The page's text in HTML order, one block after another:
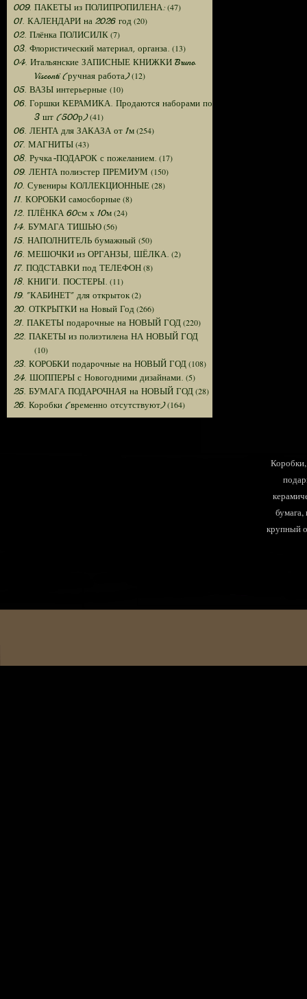
009. ПАКЕТЫ из ПОЛИПРОПИЛЕНА:(47)
01. КАЛЕНДАРИ на 2026 год (20)
02. Плёнка ПОЛИСИЛК(7)
03. Флористический материал, органза. (13)
04. Итальянские ЗАПИСНЫЕ КНИЖКИ Bruno
Visconti (ручная работа)(12)
05. ВАЗЫ интерьерные (10)
06. Горшки КЕРАМИКА. Продаются наборами по
3 шт (500р)(41)
06. ЛЕНТА для ЗАКАЗА от 1м(254)
07. МАГНИТЫ(43)
08. Ручка-ПОДАРОК с пожеланием. (17)
09. ЛЕНТА полиэстер ПРЕМИУМ (150)
10. Сувениры КОЛЛЕКЦИОННЫЕ(28)
11. КОРОБКИ самосборные(8)
12. ПЛЁНКА 60см х 10м(24)
14. БУМАГА ТИШЬЮ(56)
15. НАПОЛНИТЕЛЬ бумажный (50)
16. МЕШОЧКИ из ОРГАНЗЫ, ШЁЛКА. (2)
17. ПОДСТАВКИ под ТЕЛЕФОН(8)
18. КНИГИ. ПОСТЕРЫ. (11)
19. "КАБИНЕТ" для открыток(2)
20. ОТКРЫТКИ на Новый Год (266)
21. ПАКЕТЫ подарочные на НОВЫЙ ГОД(220)
22. ПАКЕТЫ из полиэтилена НА НОВЫЙ ГОД
(10)
23. КОРОБКИ подарочные на НОВЫЙ ГОД(108)
24. ШОППЕРЫ с Новогодними дизайнами. (5)
25. БУМАГА ПОДАРОЧНАЯ на НОВЫЙ ГОД(28)
26. Коробки (временно отсутствуют)(164)
крупный